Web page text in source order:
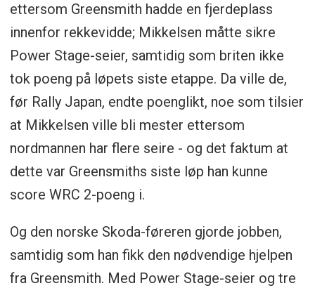
ettersom Greensmith hadde en fjerdeplass
innenfor rekkevidde; Mikkelsen måtte sikre
Power Stage-seier, samtidig som briten ikke
tok poeng på løpets siste etappe. Da ville de,
før Rally Japan, endte poenglikt, noe som tilsier
at Mikkelsen ville bli mester ettersom
nordmannen har flere seire - og det faktum at
dette var Greensmiths siste løp han kunne
score WRC 2-poeng i.
Og den norske Skoda-føreren gjorde jobben,
samtidig som han fikk den nødvendige hjelpen
fra Greensmith. Med Power Stage-seier og tre